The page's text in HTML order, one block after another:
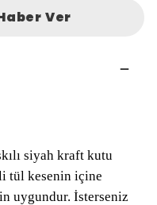
Ver
siyah kraft kutu
tül kesenin içine
uygundur. İsterseniz